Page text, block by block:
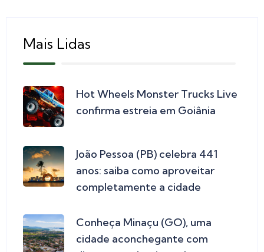
Mais Lidas
Hot Wheels Monster Trucks Live
confirma estreia em Goiânia
João Pessoa (PB) celebra 441
anos: saiba como aproveitar
completamente a cidade
Conheça Minaçu (GO), uma
cidade aconchegante com